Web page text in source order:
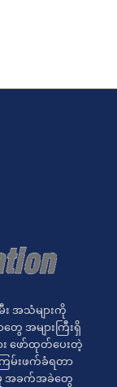
အသံများကို
အများကြီးရှိ
ဖော်ထုတ်ပေးတဲ့
မ်းဖက်ခံရတာ
မှု အခက်အခဲတွေ